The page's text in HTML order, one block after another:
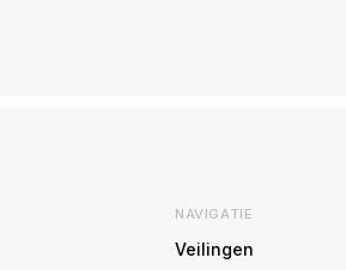
NAVIGATIE
Veilingen